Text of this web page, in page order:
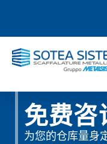
免费咨
为您的仓库量身